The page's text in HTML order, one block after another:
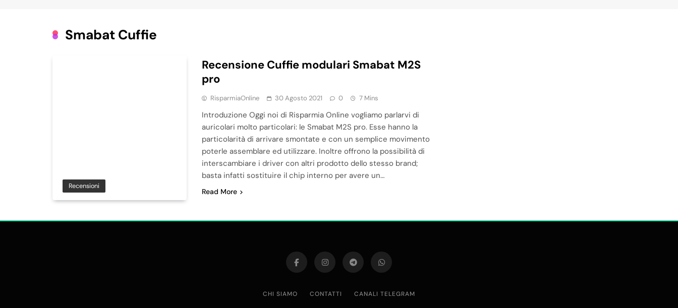
Smabat Cuffie
Recensioni
Recensione Cuffie modulari Smabat M2S
pro
RisparmiaOnline 30 Agosto 2021 0 7 Mins
Introduzione Oggi noi di Risparmia Online vogliamo parlarvi di
auricolari molto particolari: le Smabat M2S pro. Esse hanno la
particolarità di arrivare smontate e con un semplice movimento
poterle assemblare ed utilizzare. Inoltre offrono la possibilità di
interscambiare i driver con altri prodotto dello stesso brand;
basta infatti sostituire il chip interno per avere un…
Read More
CHI SIAMO CONTATTI CANALI TELEGRAM